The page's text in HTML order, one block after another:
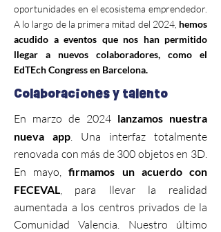
oportunidades en el ecosistema emprendedor.
A lo largo de la primera mitad del 2024, hemos
acudido a eventos que nos han permitido
llegar a nuevos colaboradores, como el
EdTEch Congress en Barcelona.
Colaboraciones y talento
En marzo de 2024 lanzamos nuestra
nueva app. Una interfaz totalmente
renovada con más de 300 objetos en 3D.
En mayo,firmamos un acuerdo con
FECEVAL, para llevar la realidad
aumentada a los centros privados de la
Comunidad Valencia. Nuestro último